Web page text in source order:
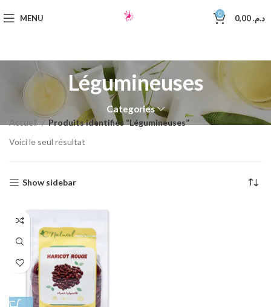
MENU 0 د.م.
Légumineuses
Categories
Accueil
Produits identifiés “Légumineuses”
Voici le seul résultat
Show sidebar